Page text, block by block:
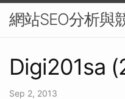
網站SEO分析與
Digi201sa
Sep 2, 2013